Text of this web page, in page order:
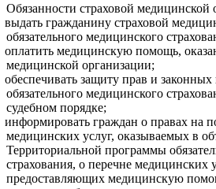
Обязанности страховой медицинской
выдать гражданину страховой
обязательного медицинского
оплатить медицинскую помощь,
медицинской организации;
обеспечивать защиту прав и законных
обязательного медицинского
судебном порядке;
информировать граждан о правах на
медицинских услуг, оказываемых в
Территориальной программы
страхования, о перечне медицинских
предоставляющих медицинскую